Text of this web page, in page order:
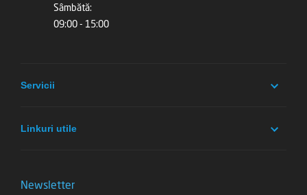
Sâmbătă:
09:00 - 15:00
Servicii
Linkuri utile
Newsletter